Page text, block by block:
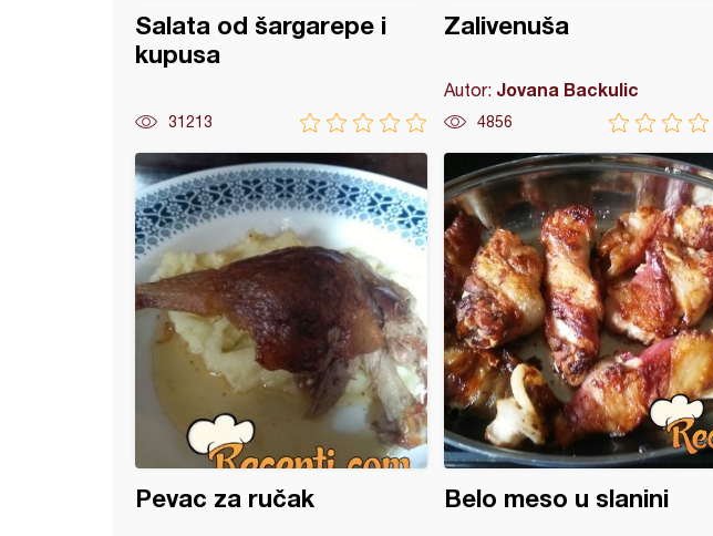
Salata od šargarepe i
kupusa
31213
Zalivenuša
Autor: Jovana Backulic
4856
Pevac za ručak Belo meso u slanini
pljeskavice sa povrćem